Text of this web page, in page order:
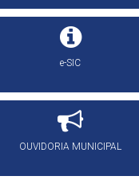
e-SIC
OUVIDORIA MUNICIPAL